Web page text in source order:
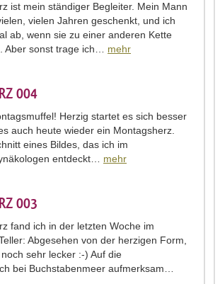
ist mein ständiger Begleiter. Mein Mann
vielen Jahren geschenkt, und ich
ab, wenn sie zu einer anderen Kette
Aber sonst trage ich… mehr
004
Herzig startet es sich besser
auch heute wieder ein Montagsherz.
eines Bildes, das ich im
entdeckt… mehr
003
fand ich in der letzten Woche im
Abgesehen von der herzigen Form,
sehr lecker :-) Auf die
bei Buchstabenmeer aufmerksam…